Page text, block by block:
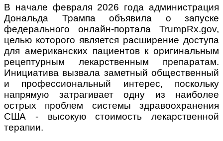
В начале февраля 2026 года администрация
Дональда Трампа объявила о запуске
федерального онлайн-портала TrumpRx.gov,
целью которого является расширение доступа
для американских пациентов к оригинальным
рецептурным лекарственным препаратам.
Инициатива вызвала заметный общественный
и профессиональный интерес, поскольку
напрямую затрагивает одну из наиболее
острых проблем системы здравоохранения
США - высокую стоимость лекарственной
терапии.